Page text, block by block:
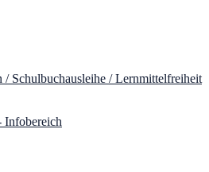
/ Schulbuchausleihe / Lernmittelfreiheit
Infobereich